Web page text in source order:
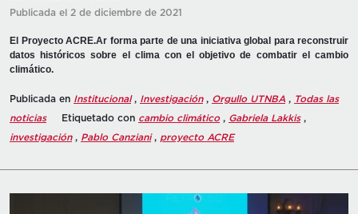
Publicada el 2 de diciembre de 2021
El Proyecto ACRE.Ar forma parte de una iniciativa global para reconstruir
datos históricos sobre el clima con el objetivo de combatir el cambio
climático.
Publicada en Institucional, Investigación, Orgullo UTNBA , Todas las
noticias
Etiquetado con cambio climático, Gabriela Lakkis,
investigación, Pablo Canziani, proyecto ACRE